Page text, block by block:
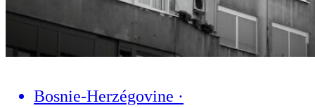
Bosnie-Herzégovine ·